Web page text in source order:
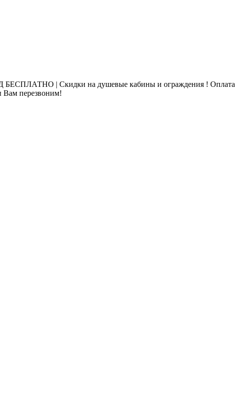
| Скидки на душевые кабины и ограждения ! Оплата
Вам перезвоним!